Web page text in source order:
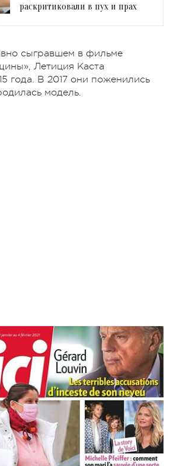
раскритиковали в пух и прах
сыгравшем в фильме
Летиция Каста
года. В 2017 они поженились
модель.